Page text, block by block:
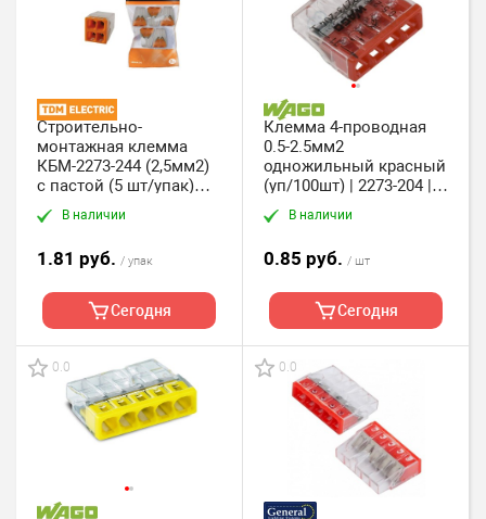
Строительно-
монтажная клемма
КБМ-2273-244 (2,5мм2)
с пастой (5 шт/упак)
TDMВ наличии
1.81 руб. / упак
Сегодня
Клемма 4-проводная
0.5-2.5мм2
одножильный красный
(уп/100шт) | 2273-204 |
WAGOВ наличии
0.85 руб. / шт
Сегодня
0.0 0.0